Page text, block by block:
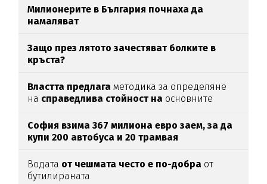
Милионерите в България почнаха да
намаляват
Защо през лятото зачестяват болките в
кръста?
Властта предлага методика за определяне
на справедлива стойност на основните
София взима 367 милиона евро заем, за да
купи 200 автобуса и 20 трамвая
Водата от чешмата често е по-добра от
бутилираната